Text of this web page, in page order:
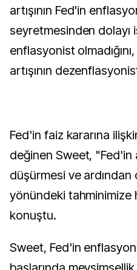
artışının Fed'in
seyretmesinden dolayı
enflasyonist
artışının
Fed'in faiz kararına
değinen Sweet, "Fed'in
düşürmesi ve
yönündeki tahminimize
konuştu.
Sweet, Fed'in